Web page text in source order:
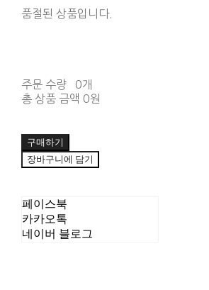
품절된 상품입니다.
주문 수량
0개
총 상품 금액 0원
구매하기
장바구니에 담기
페이스북
카카오톡
네이버 블로그